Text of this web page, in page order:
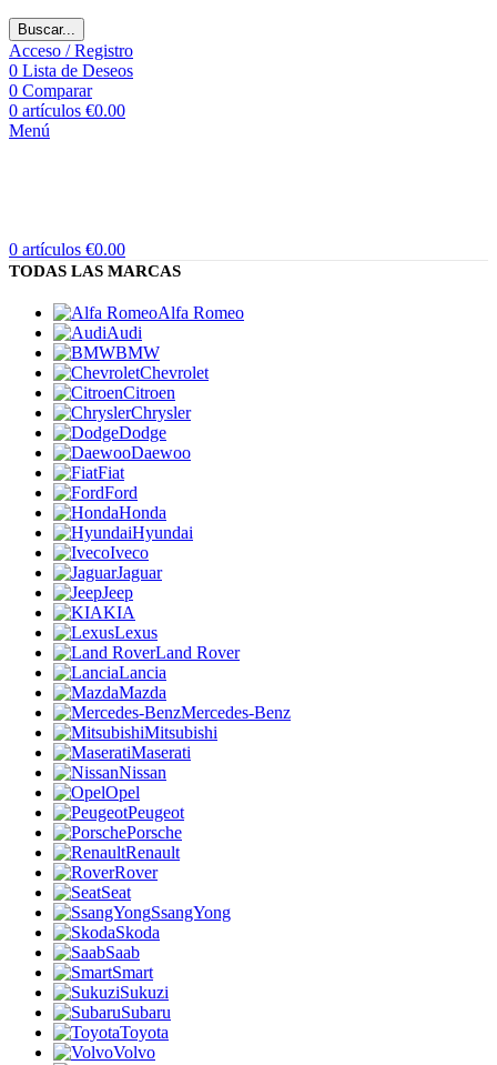
Buscar...
Acceso / Registro
0 Lista de Deseos
0 Comparar
0 artículos €0.00
Menú
0 artículos €0.00
TODAS LAS MARCAS
Alfa Romeo
Audi
BMW
Chevrolet
Citroen
Chrysler
Dodge
Daewoo
Fiat
Ford
Honda
Hyundai
Iveco
Jaguar
Jeep
KIA
Lexus
Land Rover
Lancia
Mazda
Mercedes-Benz
Mitsubishi
Maserati
Nissan
Opel
Peugeot
Porsche
Renault
Rover
Seat
SsangYong
Skoda
Saab
Smart
Sukuzi
Subaru
Toyota
Volvo